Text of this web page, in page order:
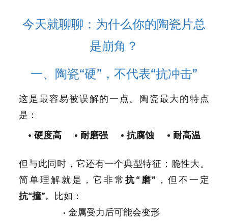
今天就聊聊：为什么你的陶瓷片总
是崩角？
一、陶瓷“硬”，不代表“抗冲击”
这是最容易被误解的一点。陶瓷最大的特点
是：
• 硬度高 • 耐磨强 • 抗腐蚀 • 耐高温
但与此同时，它还有一个典型特征：脆性大。
简单理解就是，它非常 抗“磨” ，但不一定
抗“撞”。
比如：
• 金属受力后可能会变形